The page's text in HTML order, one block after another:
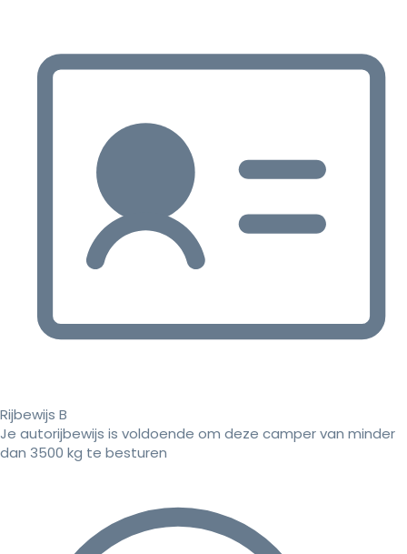
Rijbewijs B
Je autorijbewijs is voldoende om deze camper van minder
dan 3500 kg te besturen